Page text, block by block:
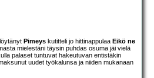
Pimeys kutitteli jo hittinappulaa Eikö ne
mielestäni täysin puhdas osuma jäi vielä
palaset tuntuvat hakeutuvan entistäkin
uudet työkalunsa ja niiden mukanaan